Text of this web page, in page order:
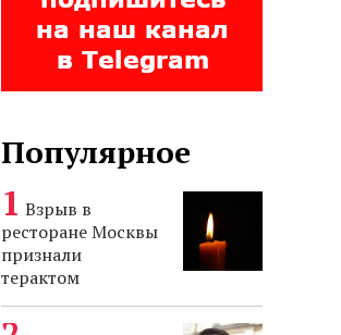
Популярное
Взрыв в
ресторане Москвы
признали
терактом